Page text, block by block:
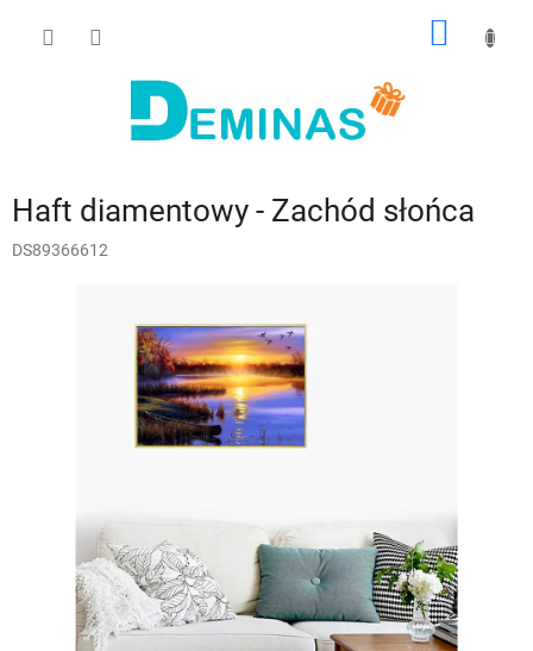
Haft diamentowy - Zachód słońca
DS89366612